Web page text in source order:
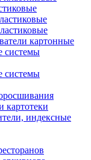
картонные
системы
системы
картотеки
индексные